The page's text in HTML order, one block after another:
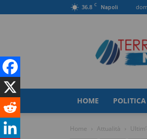
36.8 C Napoli
HOME
Home Attualità